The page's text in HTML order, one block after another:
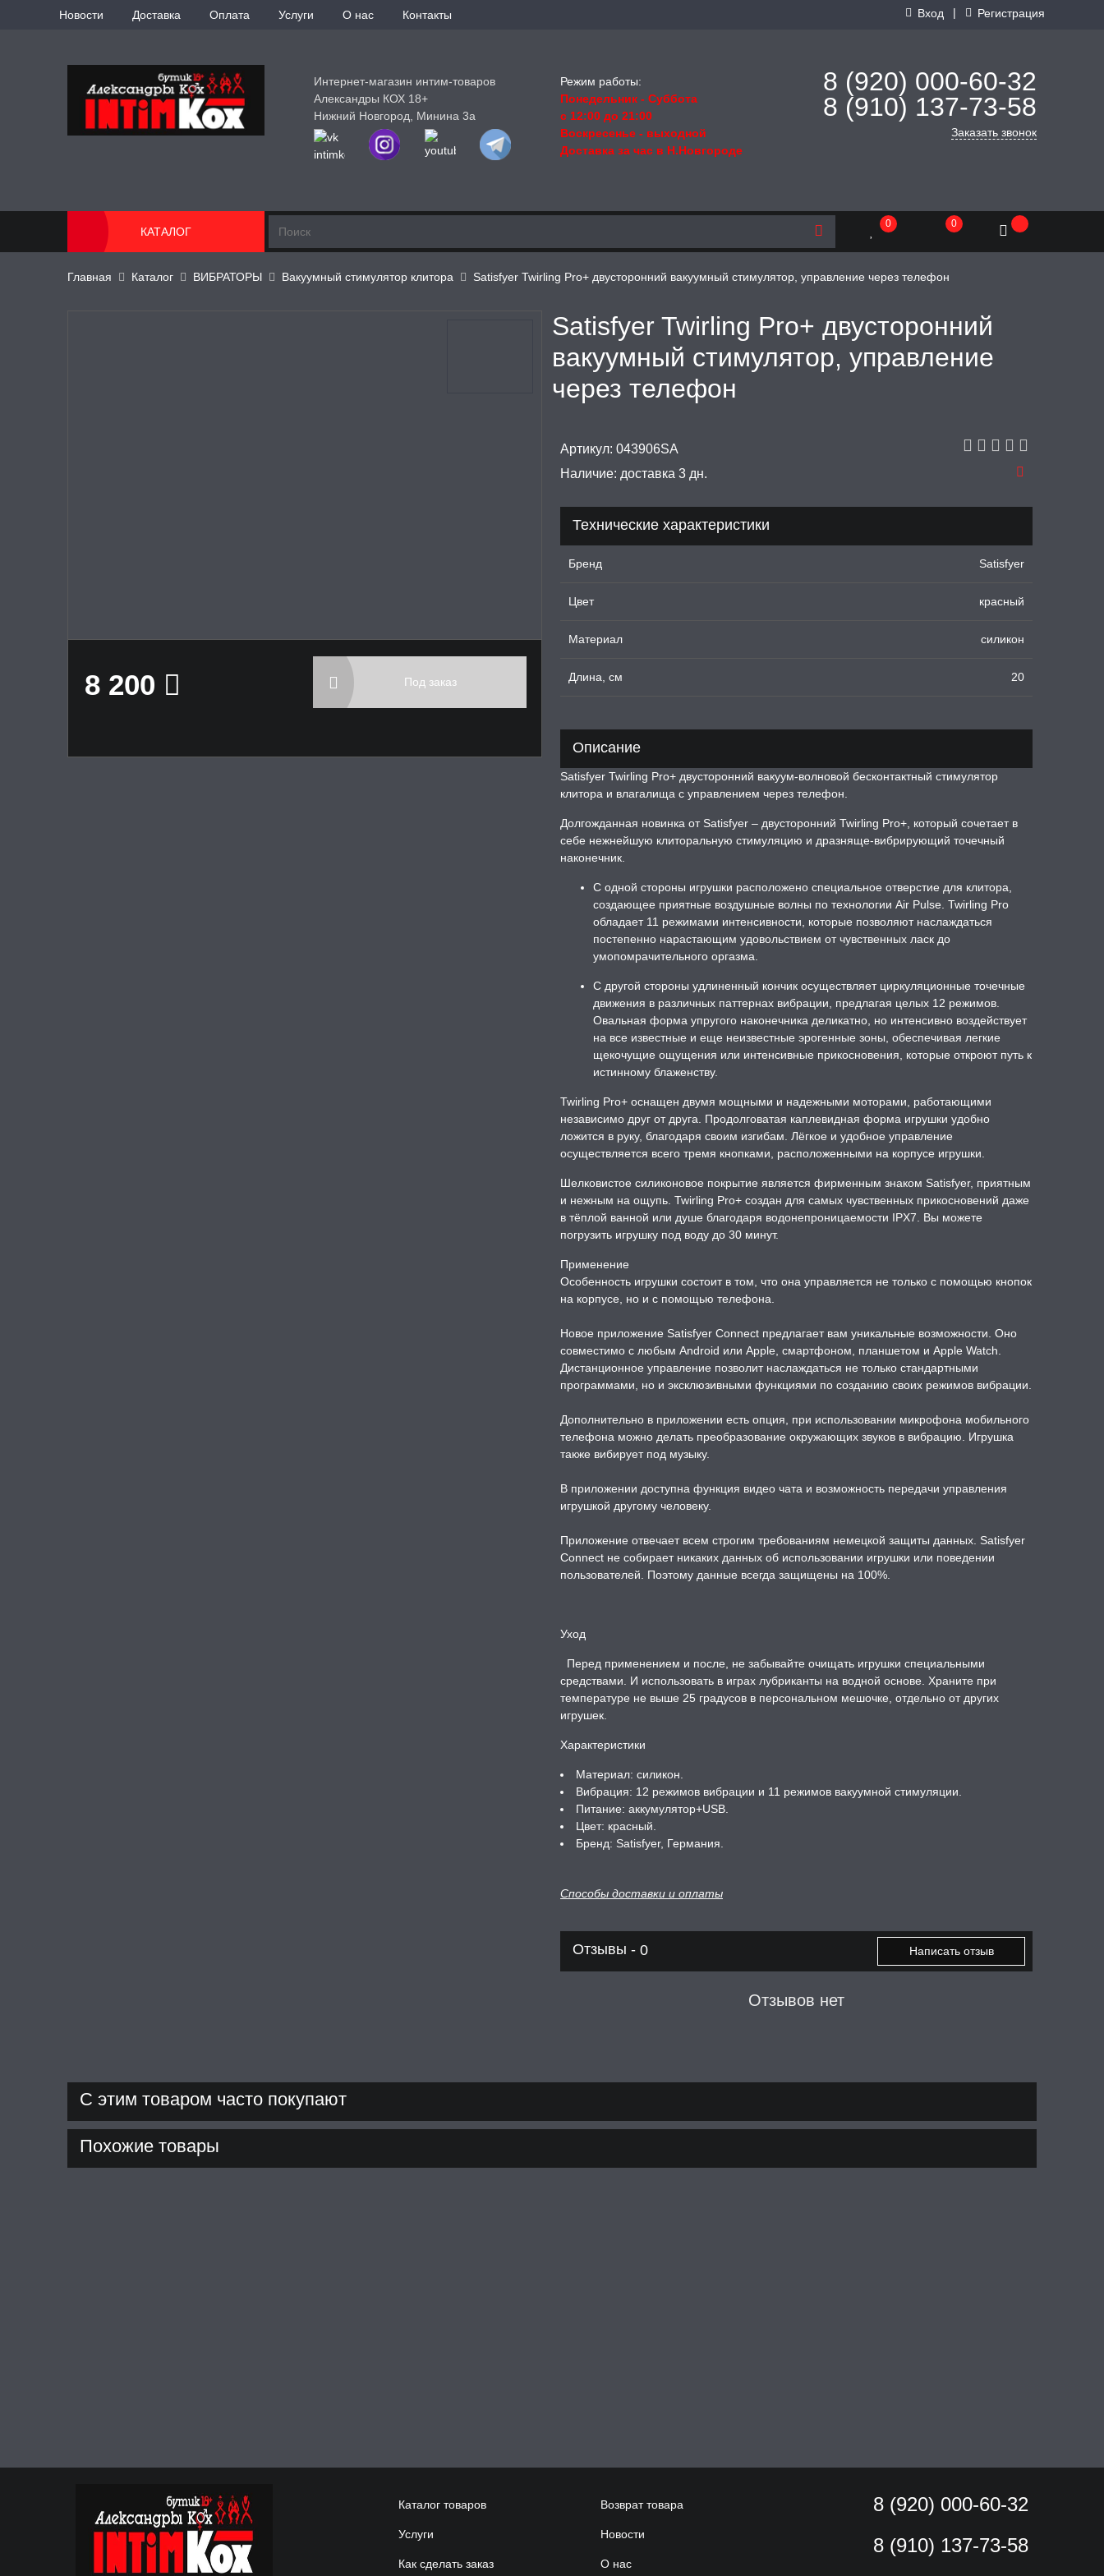
Новости Доставка Оплата Услуги О нас Контакты Вход | Регистрация
Интернет-магазин интим-товаров
Александры КОХ 18+
Нижний Новгород, Минина 3а
Режим работы:
Понедельник - Суббота
с 12:00 до 21:00
Воскресенье - выходной
Доставка за час в Н.Новгороде
8 (920) 000-60-32
8 (910) 137-73-58
Заказать звонок
КАТАЛОГ
0 0
Главная Каталог ВИБРАТОРЫ Вакуумный стимулятор клитора Satisfyer Twirling Pro+ двусторонний вакуумный стимулятор, управление через телефон
Satisfyer Twirling Pro+ двусторонний
вакуумный стимулятор, управление
через телефон
8 200 Под заказ
Артикул: 043906SA
Наличие: доставка 3 дн.
Технические характеристики
Бренд Satisfyer
Цвет красный
Материал силикон
Длина, см 20
Описание
Satisfyer Twirling Pro+ двусторонний вакуум-волновой бесконтактный стимулятор
клитора и влагалища с управлением через телефон.
Долгожданная новинка от Satisfyer – двусторонний Twirling Pro+, который сочетает в
себе нежнейшую клиторальную стимуляцию и дразняще-вибрирующий точечный
наконечник.
С одной стороны игрушки расположено специальное отверстие для клитора,
создающее приятные воздушные волны по технологии Air Pulse. Twirling Pro
обладает 11 режимами интенсивности, которые позволяют наслаждаться
постепенно нарастающим удовольствием от чувственных ласк до
умопомрачительного оргазма.
С другой стороны удлиненный кончик осуществляет циркуляционные точечные
движения в различных паттернах вибрации, предлагая целых 12 режимов.
Овальная форма упругого наконечника деликатно, но интенсивно воздействует
на все известные и еще неизвестные эрогенные зоны, обеспечивая легкие
щекочущие ощущения или интенсивные прикосновения, которые откроют путь к
истинному блаженству.
Twirling Pro+ оснащен двумя мощными и надежными моторами, работающими
независимо друг от друга. Продолговатая каплевидная форма игрушки удобно
ложится в руку, благодаря своим изгибам. Лёгкое и удобное управление
осуществляется всего тремя кнопками, расположенными на корпусе игрушки.
Шелковистое силиконовое покрытие является фирменным знаком Satisfyer, приятным
и нежным на ощупь. Twirling Pro+ создан для самых чувственных прикосновений даже
в тёплой ванной или душе благодаря водонепроницаемости IPX7. Вы можете
погрузить игрушку под воду до 30 минут.
Применение
Особенность игрушки состоит в том, что она управляется не только с помощью кнопок
на корпусе, но и с помощью телефона.
Новое приложение Satisfyer Connect предлагает вам уникальные возможности. Оно
совместимо с любым Android или Apple, смартфоном, планшетом и Apple Watch.
Дистанционное управление позволит наслаждаться не только стандартными
программами, но и эксклюзивными функциями по созданию своих режимов вибрации.
Дополнительно в приложении есть опция, при использовании микрофона мобильного
телефона можно делать преобразование окружающих звуков в вибрацию. Игрушка
также вибирует под музыку.
В приложении доступна функция видео чата и возможность передачи управления
игрушкой другому человеку.
Приложение отвечает всем строгим требованиям немецкой защиты данных. Satisfyer
Connect не собирает никаких данных об использовании игрушки или поведении
пользователей. Поэтому данные всегда защищены на 100%.
Уход
Перед применением и после, не забывайте очищать игрушки специальными
средствами. И использовать в играх лубриканты на водной основе. Храните при
температуре не выше 25 градусов в персональном мешочке, отдельно от других
игрушек.
Характеристики
Материал: силикон.
Вибрация: 12 режимов вибрации и 11 режимов вакуумной стимуляции.
Питание: аккумулятор+USB.
Цвет: красный.
Бренд: Satisfyer, Германия.
Способы доставки и оплаты
Отзывы - 0 Написать отзыв
Отзывов нет
С этим товаром часто покупают
Похожие товары
Каталог товаров
Услуги
Как сделать заказ
Возврат товара
Новости
О нас
8 (920) 000-60-32
8 (910) 137-73-58